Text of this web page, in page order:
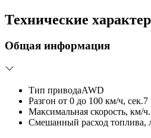
Технические
Общая информация
Тип приводаAWD
Разгон от 0 до 100 км/ч, сек.7
Максимальная скорость, км/ч.
Смешанный расход топлива,